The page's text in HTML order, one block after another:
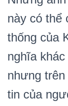
này có thể
thống của
nghĩa
nhưng
tin của